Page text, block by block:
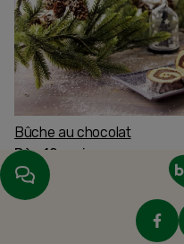
Bûche au chocolat
Dès 12 mois